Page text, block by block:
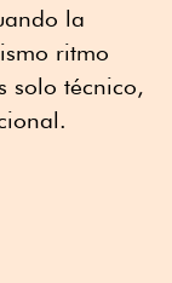
la
ritmo
solo técnico,